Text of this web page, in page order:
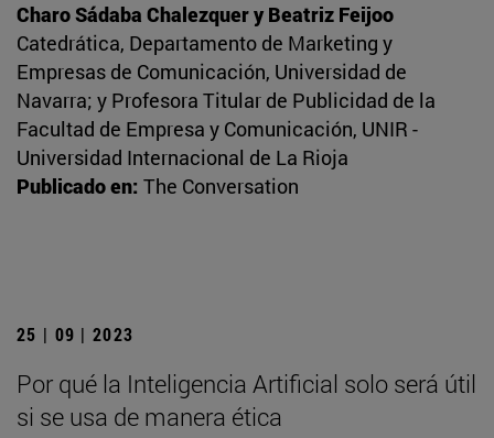
Charo Sádaba Chalezquer y Beatriz Feijoo
Catedrática, Departamento de Marketing y
Empresas de Comunicación, Universidad de
Navarra; y Profesora Titular de Publicidad de la
Facultad de Empresa y Comunicación, UNIR -
Universidad Internacional de La Rioja
Publicado en: The Conversation
25 | 09 | 2023
Por qué la Inteligencia Artificial solo será útil
si se usa de manera ética